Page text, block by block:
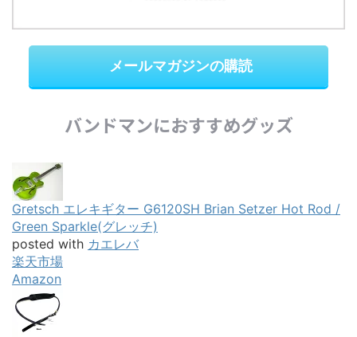
メールマガジンの購読
バンドマンにおすすめグッズ
Gretsch エレキギター G6120SH Brian Setzer Hot Rod /
Green Sparkle(グレッチ)
posted with カエレバ
楽天市場
Amazon